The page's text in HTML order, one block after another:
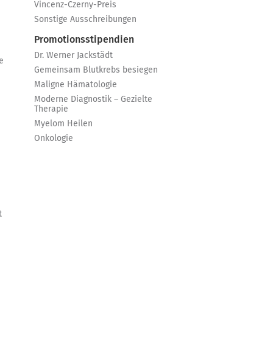
Vincenz-Czerny-Preis
Sonstige Ausschreibungen
Promotionsstipendien
Dr. Werner Jackstädt
Gemeinsam Blutkrebs besiegen
Maligne Hämatologie
Moderne Diagnostik – Gezielte
Therapie
Myelom Heilen
Onkologie